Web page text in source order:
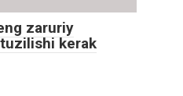
zaruriy
kerak